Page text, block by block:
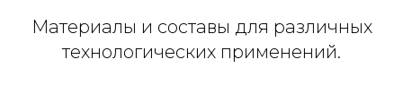
Материалы и составы для различных
технологических применений.